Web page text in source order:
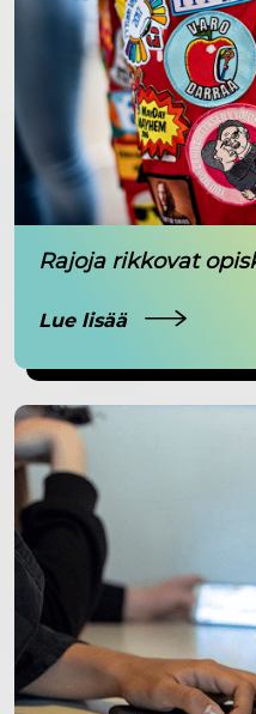
Rajoja rikkovat
Lue lisää